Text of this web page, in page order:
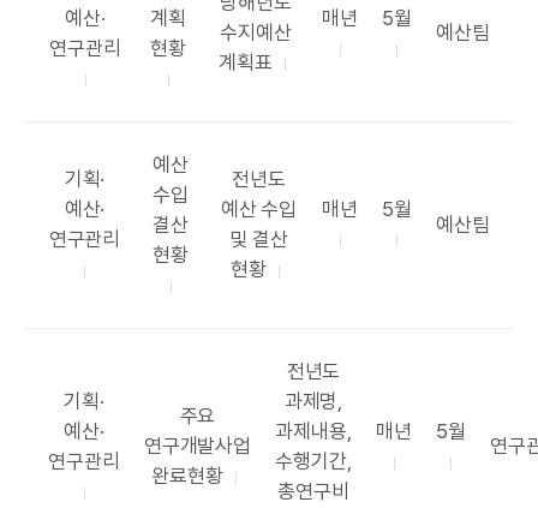
주
테
고
예산·
연구관리
표
목
계획
현황
표
항
수지예산
계획표
공
매년
공
표
5월
부
예산팀
카
테
고
기획·
예산·
연구관리
공
표
목
록
예산
수입
결산
현황
공
표
항
목
전년도
예산 수입
및 결산
현황
공
매년
공
표
5월
부
예산팀
카
테
고
기획·
예산·
연구관리
공
표
목
주요
연구개발사업
완료현황
공
표
항
목
전년도
과제명,
과제내용,
수행기간,
총연구비
공
매년
공
표
5월
부
연구